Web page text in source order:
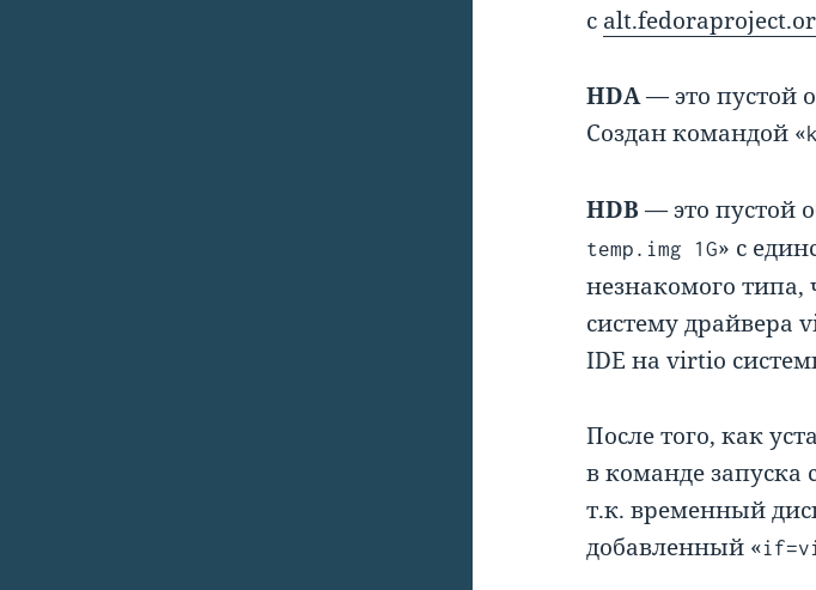
с
HDA— это пустой
Создан командой «
HDB — это пустой
temp.img 1G» с
незнакомого типа,
систему драйвера
IDE на virtio
После того, как
в команде запуска
т.к. временный
добавленный «